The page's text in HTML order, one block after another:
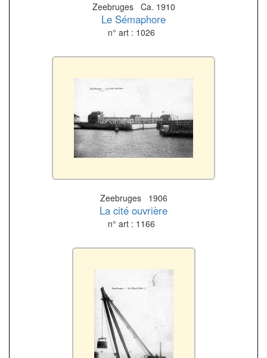
Zeebruges Ca. 1910
Le Sémaphore
n° art : 1026
Zeebruges 1906
La cité ouvrière
n° art : 1166